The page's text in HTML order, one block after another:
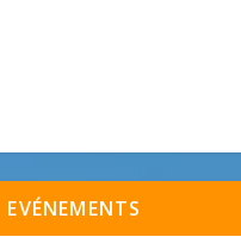
EVÉNEMENTS